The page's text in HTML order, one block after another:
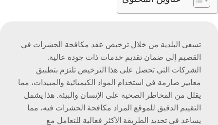
تسعى البلدية من خلال ترخيص عقد مكافحة الحشرات في
القصيم إلى ضمان تقديم خدمات ذات جودة عالية.
الشركات التي تحصل على هذا الترخيص تلتزم بتطبيق
معايير صارمة في استخدام المواد الكيميائية والمبيدات، مما
يقلل من المخاطر الصحية على الإنسان والبيئة. هذا يشمل
التقييم الدقيق للموقع المراد مكافحة الحشرات فيه، مما
يساعد في تحديد الطريقة الأكثر فعالية للتعامل مع